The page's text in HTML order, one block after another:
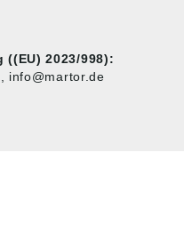
2023/998):
info@martor.de